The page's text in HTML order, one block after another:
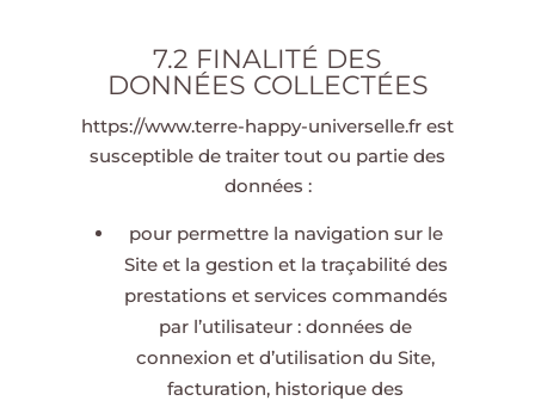
7.2 FINALITÉ DES
DONNÉES COLLECTÉES
https://www.terre-happy-universelle.fr est
susceptible de traiter tout ou partie des
données :
pour permettre la navigation sur le
Site et la gestion et la traçabilité des
prestations et services commandés
par l’utilisateur : données de
connexion et d’utilisation du Site,
facturation, historique des